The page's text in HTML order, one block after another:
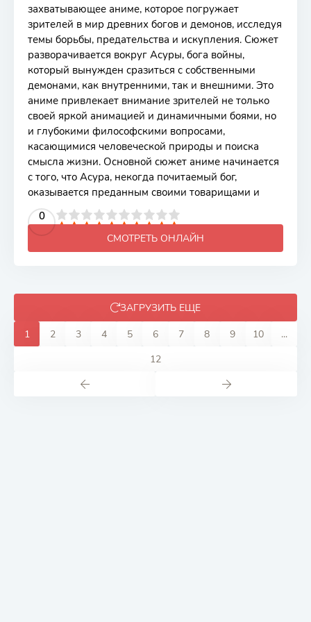
захватывающее аниме, которое погружает
зрителей в мир древних богов и демонов, исследуя
темы борьбы, предательства и искупления. Сюжет
разворачивается вокруг Асуры, бога войны,
который вынужден сразиться с собственными
демонами, как внутренними, так и внешними. Это
аниме привлекает внимание зрителей не только
своей яркой анимацией и динамичными боями, но
и глубокими философскими вопросами,
касающимися человеческой природы и поиска
смысла жизни. Основной сюжет аниме начинается
с того, что Асура, некогда почитаемый бог,
оказывается преданным своими товарищами и
0
4 5 6 7 8 9 10
СМОТРЕТЬ ОНЛАЙН
ЗАГРУЗИТЬ ЕЩЕ
1
2 3 4 5 6 7 8 9 10
...
12